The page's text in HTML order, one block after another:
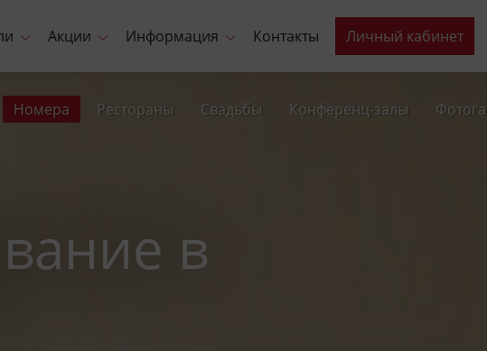
Акции Информация Контакты Личный кабинет
в
Номера Рестораны Свадьбы Конференц-залы